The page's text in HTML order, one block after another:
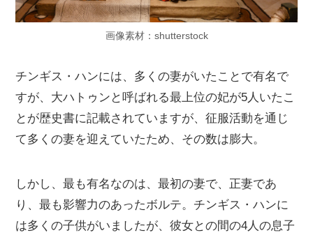
画像素材：shutterstock
チンギス・ハンには、多くの妻がいたことで有名で
すが、大ハトゥンと呼ばれる最上位の妃が5人いたこ
とが歴史書に記載されていますが、征服活動を通じ
て多くの妻を迎えていたため、その数は膨大。
しかし、最も有名なのは、最初の妻で、正妻であ
り、最も影響力のあったボルテ。チンギス・ハンに
は多くの子供がいましたが、彼女との間の4人の息子